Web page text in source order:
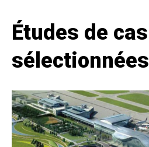
Études de cas
sélectionnées